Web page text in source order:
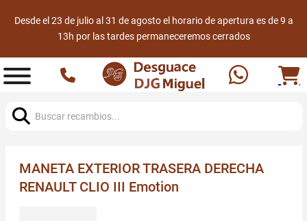
Desde el 23 de julio al 31 de agosto el horario de apertura es de 9 a
13h por las tardes permaneceremos cerrados
MANETA EXTERIOR TRASERA DERECHA
RENAULT CLIO III Emotion